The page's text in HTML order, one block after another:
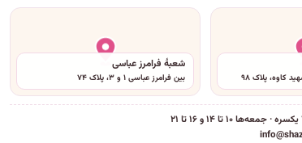
شعبهٔ فرامرز عباسی
بین فرامرز عباسی ۱ و ۳، پلاک ۷۴